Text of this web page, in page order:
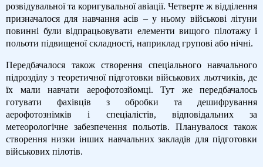
розвідувальної та коригувальної авіації. Четверте ж відділення
призначалося для навчання асів – у ньому військові літуни
повинні були відпрацьовувати елементи вищого пілотажу і
польоти підвищеної складності, наприклад групові або нічні.
Передбачалося також створення спеціального навчального
підрозділу з теоретичної підготовки військових льотчиків, де
їх мали навчати аерофотозйомці. Тут же передбачалось
готувати фахівців з обробки та дешифрування
аерофотознімків і спеціалістів, відповідальних за
метеорологічне забезпечення польотів. Планувалося також
створення низки інших навчальних закладів для підготовки
військових пілотів.